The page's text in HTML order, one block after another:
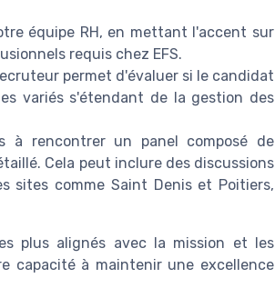
équipe RH, en mettant l'accent sur
requis chez EFS.
permet d'évaluer si le candidat
variés s'étendant de la gestion des
à rencontrer un panel composé de
Cela peut inclure des discussions
sites comme Saint Denis et Poitiers,
plus alignés avec la mission et les
capacité à maintenir une excellence